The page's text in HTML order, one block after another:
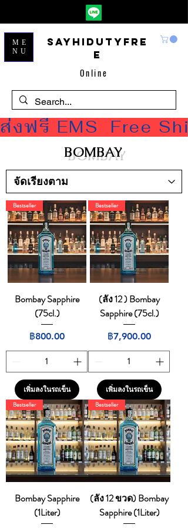
Sayhidutyfre
e
Online
ME
NU
ส่งฟรี EMS  Free
BOMBAY
Bestseller
Bombay Sapphire
(75cl.)
ราคา
฿800.00
เพิ่มลงในรถเข็น
Bestseller
(ลัง 12 ) Bombay
Sapphire (75cl.)
ราคา
฿7,900.00
เพิ่มลงในรถเข็น
Bestseller
Bombay Sapphire
(1Liter)
Bestseller
(ลัง 12 ขวด) Bombay
Sapphire (1Liter)